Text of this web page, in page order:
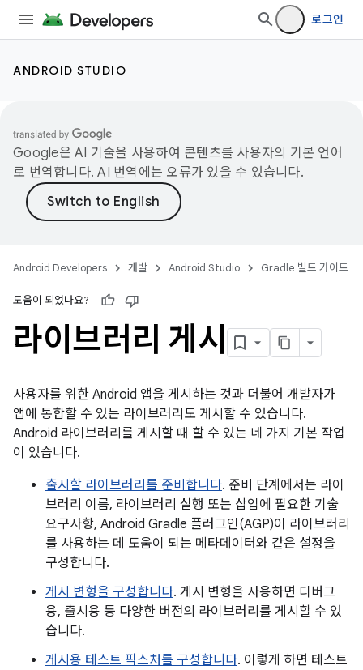
로그인
ANDROID STUDIO
Google은 AI 기술을 사용하여 콘텐츠를 사용자의 기본 언어
로 번역합니다. AI 번역에는 오류가 있을 수 있습니다.
Android Developers 개발 Android Studio Gradle 빌드 가이드
도움이 되었나요?
라이브러리 게시
사용자를 위한 Android 앱을 게시하는 것과 더불어 개발자가
앱에 통합할 수 있는 라이브러리도 게시할 수 있습니다.
Android 라이브러리를 게시할 때 할 수 있는 네 가지 기본 작업
이 있습니다.
출시할 라이브러리를 준비합니다. 준비 단계에서는 라이
브러리 이름, 라이브러리 실행 또는 삽입에 필요한 기술
요구사항, Android Gradle 플러그인(AGP)이 라이브러리
를 사용하는 데 도움이 되는 메타데이터와 같은 설정을
구성합니다.
게시 변형을 구성합니다. 게시 변형을 사용하면 디버그
용, 출시용 등 다양한 버전의 라이브러리를 게시할 수 있
습니다.
게시용 테스트 픽스처를 구성합니다. 이렇게 하면 테스트